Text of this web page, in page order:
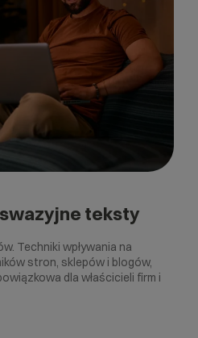
teksty
Techniki wpływania na
stron, sklepów i blogów,
dla właścicieli firm i